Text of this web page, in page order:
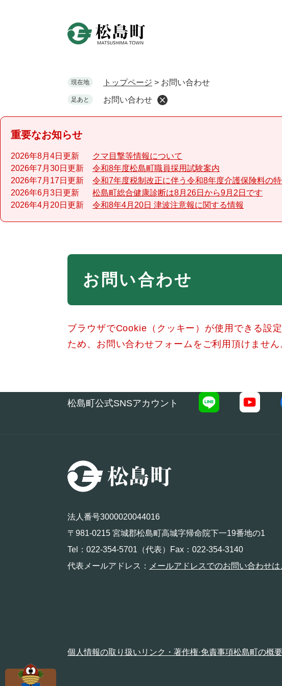
現在地 トップページ > お問い合わせ
足あと お問い合わせ
重要なお知らせ
2026年8月4日更新
クマ目撃等情報について
2026年7月30日更新
令和8年度松島町職員採用試験案内
2026年7月17日更新
令和7年度税制改正に伴う令和8年度介護保険料の
2026年6月3日更新
松島町総合健康診断は8月26日から9月2日です
2026年4月20日更新
令和8年4月20日 津波注意報に関する情報
お問い合わせ
ブラウザでCookie（クッキー）が使用できる設
ため、お問い合わせフォームをご利用頂けません
松島町公式SNSアカウント
法人番号3000020044016
〒981-0215 宮城郡松島町高城字帰命院下一19番地の1
Tel：022-354-5701（代表）Fax：022-354-3140
代表メールアドレス：
メールアドレスでのお問い合わせは
個人情報の取り扱い リンク・著作権·免責事項松島町の概要